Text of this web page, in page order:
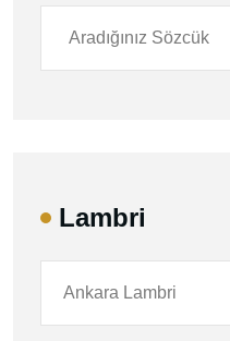
Lambri
Ankara Lambri